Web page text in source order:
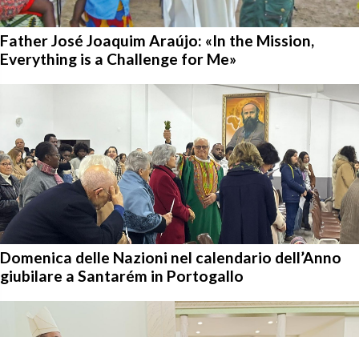
Father José Joaquim Araújo: «In the Mission,
Everything is a Challenge for Me»
Domenica delle Nazioni nel calendario dell’Anno
giubilare a Santarém in Portogallo